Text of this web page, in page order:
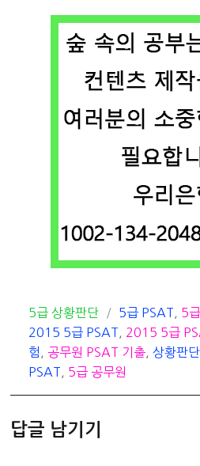
카
테
고
리
5급 상황판단
태
그
5급 PSAT 5
2015 5급 PSAT
2015 5급
험
공무원 PSAT 기출 ,상황판단
PSAT
5급 공무원
답글 남기기